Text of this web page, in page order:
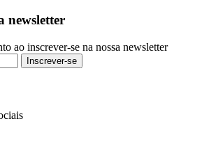
newsletter
ao inscrever-se na nossa newsletter
Inscrever-se